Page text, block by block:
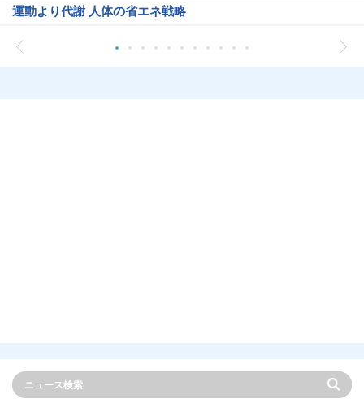
運動より代謝 人体の省エネ戦略